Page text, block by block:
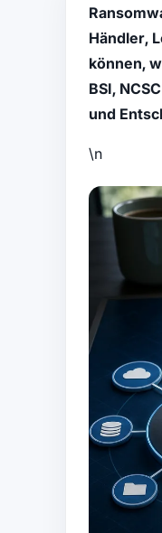
Händler,
können,
BSI,
und
\n